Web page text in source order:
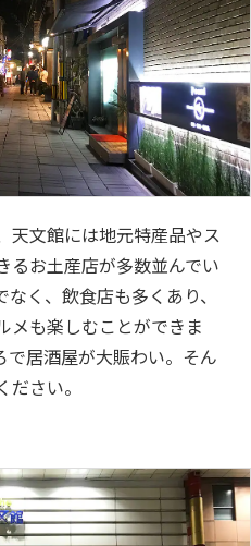
天文館には地元特産品やス
るお土産店が多数並んでい
く、飲食店も多くあり、
メも楽しむことができま
で居酒屋が大賑わい。そん
さい。